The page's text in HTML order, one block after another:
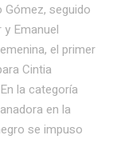
Gómez, seguido
Emanuel
el primer
Cintia
la categoría
en la
se impuso